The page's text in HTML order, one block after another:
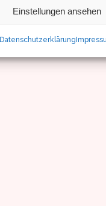
Einstellungen ansehen
Datenschutzerklärung